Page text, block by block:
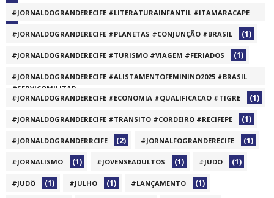
(1)
#JORNALDOGRANDERECIFE #LITERATURAINFANTIL #ITAMARACAPE
(1)
#JORNALDOGRANDERECIFE #PLANETAS #CONJUNÇÃO #BRASIL (1)
#JORNALDOGRANDERECIFE #TURISMO #VIAGEM #FERIADOS (1)
#JORNALDOGRANDERECIFE #ALISTAMENTOFEMININO2025 #BRASIL
#SERVIÇOMILITAR
(1)
#JORNALDOGRANDERECIFE #ECONOMIA #QUALIFICACAO #TIGRE (1)
#JORNALDOGRANDERECIFE #TRANSITO #CORDEIRO #RECIFEPE (1)
#JORNALDOGRANDERRCIFE (2) #JORNALFOGRANDERECIFE (1)
#JORNALISMO (1) #JOVENSEADULTOS (1) #JUDO (1)
#JUDÔ (1) #JULHO (1) #LANÇAMENTO (1)